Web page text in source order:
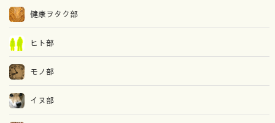
健康ヲタク部
ヒト部
モノ部
イヌ部